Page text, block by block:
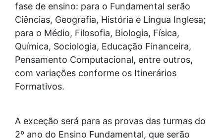
fase de ensino: para o Fundamental serão
Ciências, Geografia, História e Língua Inglesa;
para o Médio, Filosofia, Biologia, Física,
Química, Sociologia, Educação Financeira,
Pensamento Computacional, entre outros,
com variações conforme os Itinerários
Formativos.
A exceção será para as provas das turmas do
2º ano do Ensino Fundamental, que serão